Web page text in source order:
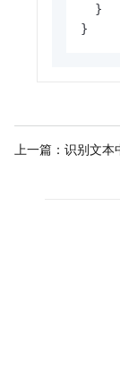
  }
}
上一篇： 识别文本